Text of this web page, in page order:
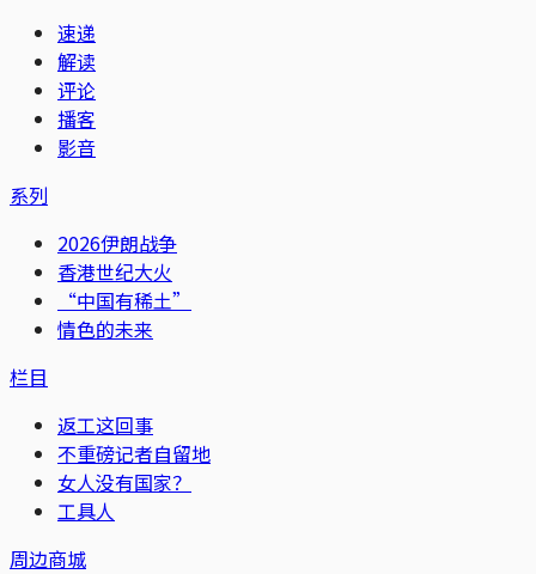
速递
解读
评论
播客
影音
系列
2026伊朗战争
香港世纪大火
“中国有稀土”
情色的未来
栏目
返工这回事
不重磅记者自留地
女人没有国家？
工具人
周边商城